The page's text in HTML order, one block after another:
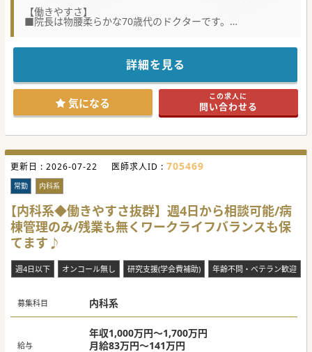
【働きやすさ】
■院長は物腰柔らかな70歳代のドクターです。
■地域密着型の病院ですので患者さんにじっくり向き合い、
めの職場です。
■電子カルテですが医療クラークがいらっしゃり、慣れるま
では入力補助者としてつくことができますので、電子カルテ
が苦手なドクターでも安心してご勤務いただけます。
【募集背景】
■前任者はご高齢でもあり、病棟管理の負担を感じられ、外
来のみの勤務をされたい思いからご退職されました。
事となり、病状が落ち着いた患者さんを35名程度ご担当いた
だく予定です。
■最短で来月からでもご入職が可能です。もちろん来年度の
4月以降のご入職希望なども、お気軽にご相談ください。
【医療機関情報】
■高知市内に2つの病院を運営されている法人で、急性期か
ら慢性期まで幅広く対応をされています。
■現在は歴史を感じる病院内ではありますが、近い将来に院
内の改装を行う予定で、改装後は新しい病棟でご勤務いただ
けます。
■赴任手当や住宅手当は法人規定では支給はございません
す。
詳細を見る
気になる この求人に
問い合わせる
更新日 : 2026-07-22 医師求人ID : 705469
常勤 内科系
【内科系◆働きやすさ抜群】週4日から相談可能/病
棟管理のみ/残業も無くワークライフバランスも保
てます♪
週4日以下 オンコール無し 研究支援(学会費補助) 年齢不問・ベテラン歓迎
募集科目 内科系
給与
年収1,000万円～1,700万円
月給83万円～141万円